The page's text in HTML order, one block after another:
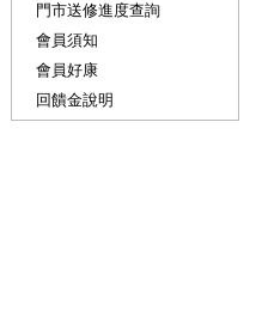
門市送修進度查詢
會員須知
會員好康
回饋金說明